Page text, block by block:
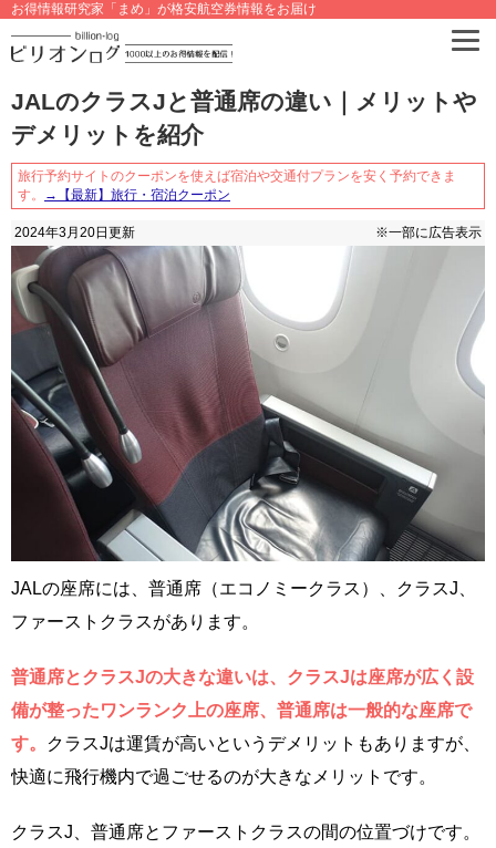
お得情報研究家「まめ」が格安航空券情報をお届け
JALのクラスJと普通席の違い｜メリットや
デメリットを紹介
旅行予約サイトのクーポンを使えば宿泊や交通付プランを安く予約できま
す。
→【最新】旅行・宿泊クーポン
2024年3月20日 更新 ※一部に広告表示
JALの座席には、普通席（エコノミークラス）、クラスJ、
ファーストクラスがあります。
普通席とクラスJの大きな違いは、クラスJは座席が広く設
備が整ったワンランク上の座席、普通席は一般的な座席で
す。
クラスJは運賃が高いというデメリットもありますが、
快適に飛行機内で過ごせるのが大きなメリットです。
クラスJ、普通席とファーストクラスの間の位置づけです。